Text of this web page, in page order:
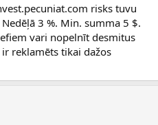
risks tuvu
3 %. Min. summa 5 $.
vari nopelnīt desmitus
reklamēts tikai dažos